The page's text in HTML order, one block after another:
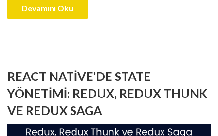
Devamını Oku
REACT NATIVE’DE STATE
YÖNETIMI: REDUX, REDUX THUNK
VE REDUX SAGA